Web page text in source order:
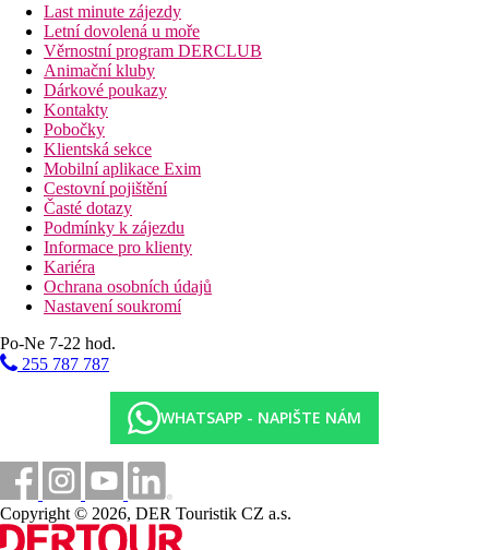
Last minute zájezdy
Letní dovolená u moře
Věrnostní program DERCLUB
Animační kluby
Dárkové poukazy
Kontakty
Pobočky
Klientská sekce
Mobilní aplikace Exim
Cestovní pojištění
Časté dotazy
Podmínky k zájezdu
Informace pro klienty
Kariéra
Ochrana osobních údajů
Nastavení soukromí
Po-Ne 7-22 hod.
255 787 787
WHATSAPP - NAPIŠTE NÁM
Copyright © 2026, DER Touristik CZ a.s.